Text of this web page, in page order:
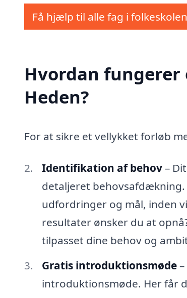
Få hjælp til alle fag i
Hvordan
Heden?
For at sikre et vellykket forløb
Identifikation af behov–
detaljeret behovsafdækning.
udfordringer og mål, inden
resultater ønsker du at
tilpasset dine behov og
Gratis introduktionsmøde–
introduktionsmøde. Her får